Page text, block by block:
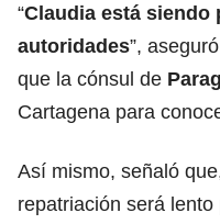
“Claudia está siendo
autoridades”,
que la cónsul de
Cartagena para
Así mismo, señaló
repatriación será